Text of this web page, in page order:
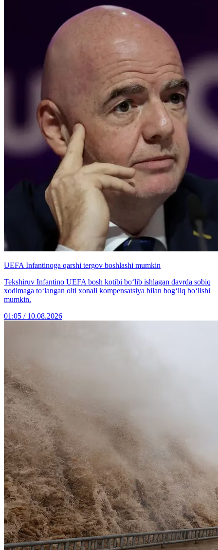
UEFA Infantinoga qarshi tergov boshlashi mumkin
Tekshiruv Infantino UEFA bosh kotibi bo‘lib ishlagan davrda sobiq
xodimaga to‘langan olti xonali kompensatsiya bilan bog‘liq bo‘lishi
mumkin.
01:05 / 10.08.2026